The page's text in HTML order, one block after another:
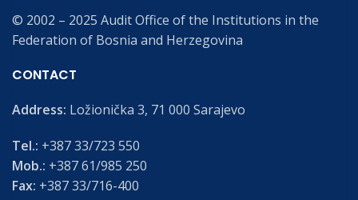
© 2002 – 2025 Audit Office of the Institutions in the
Federation of Bosnia and Herzegovina
CONTACT
Address: Ložionička 3, 71 000 Sarajevo
Tel.: +387 33/723 550
Mob.: +387 61/985 250
Fax: +387 33/716-400